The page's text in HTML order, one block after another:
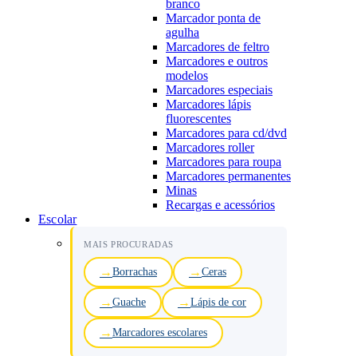
branco
Marcador ponta de
agulha
Marcadores de feltro
Marcadores e outros
modelos
Marcadores especiais
Marcadores lápis
fluorescentes
Marcadores para cd/dvd
Marcadores roller
Marcadores para roupa
Marcadores permanentes
Minas
Recargas e acessórios
Escolar
MAIS PROCURADAS
Borrachas Ceras
Guache Lápis de cor
Marcadores escolares